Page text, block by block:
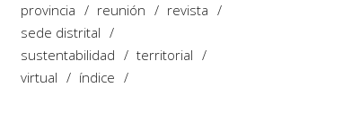
provincia
reunión
revista
sede distrital
sustentabilidad
territorial
virtual
índice